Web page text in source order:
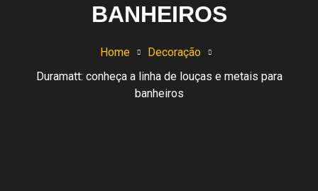
BANHEIROS
Home
Decoração
Duramatt: conheça a linha de louças e metais para
banheiros